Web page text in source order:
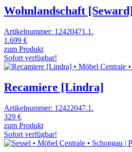
Wohnlandschaft [Seward]
Artikelnummer: 12420471.1.
1.699 €
zum Produkt
Sofort verfügbar!
Recamiere [Lindra]
Artikelnummer: 12422047.1.
329 €
zum Produkt
Sofort verfügbar!